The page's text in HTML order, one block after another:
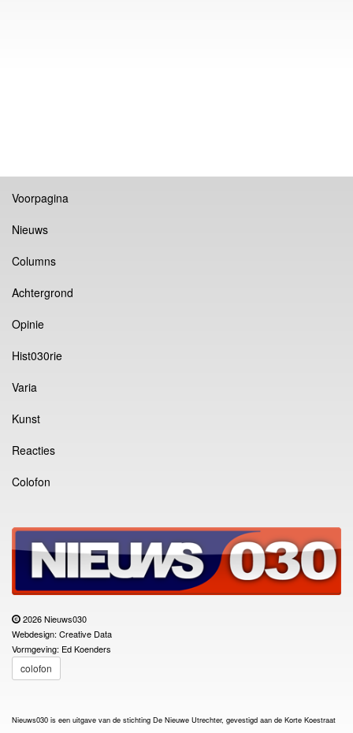
Voorpagina
Nieuws
Columns
Achtergrond
Opinie
Hist030rie
Varia
Kunst
Reacties
Colofon
2026 Nieuws030
Webdesign: Creative Data
Vormgeving: Ed Koenders
colofon
Nieuws030 is een uitgave van de stichting De Nieuwe Utrechter, gevestigd aan de Korte Koestraat